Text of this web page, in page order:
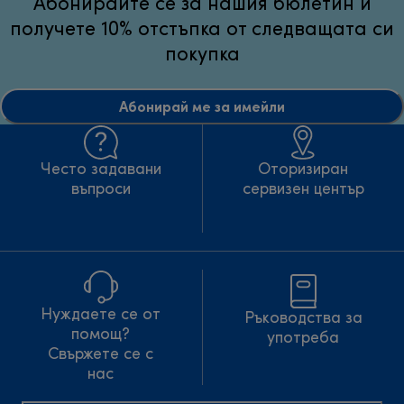
Абонирайте се за нашия бюлетин и
получете 10% отстъпка от следващата си
покупка
Абонирай ме за имейли
Често задавани
въпроси
Оторизиран
сервизен център
Нуждаете се от
помощ?
Свържете се с
нас
Ръководства за
употреба